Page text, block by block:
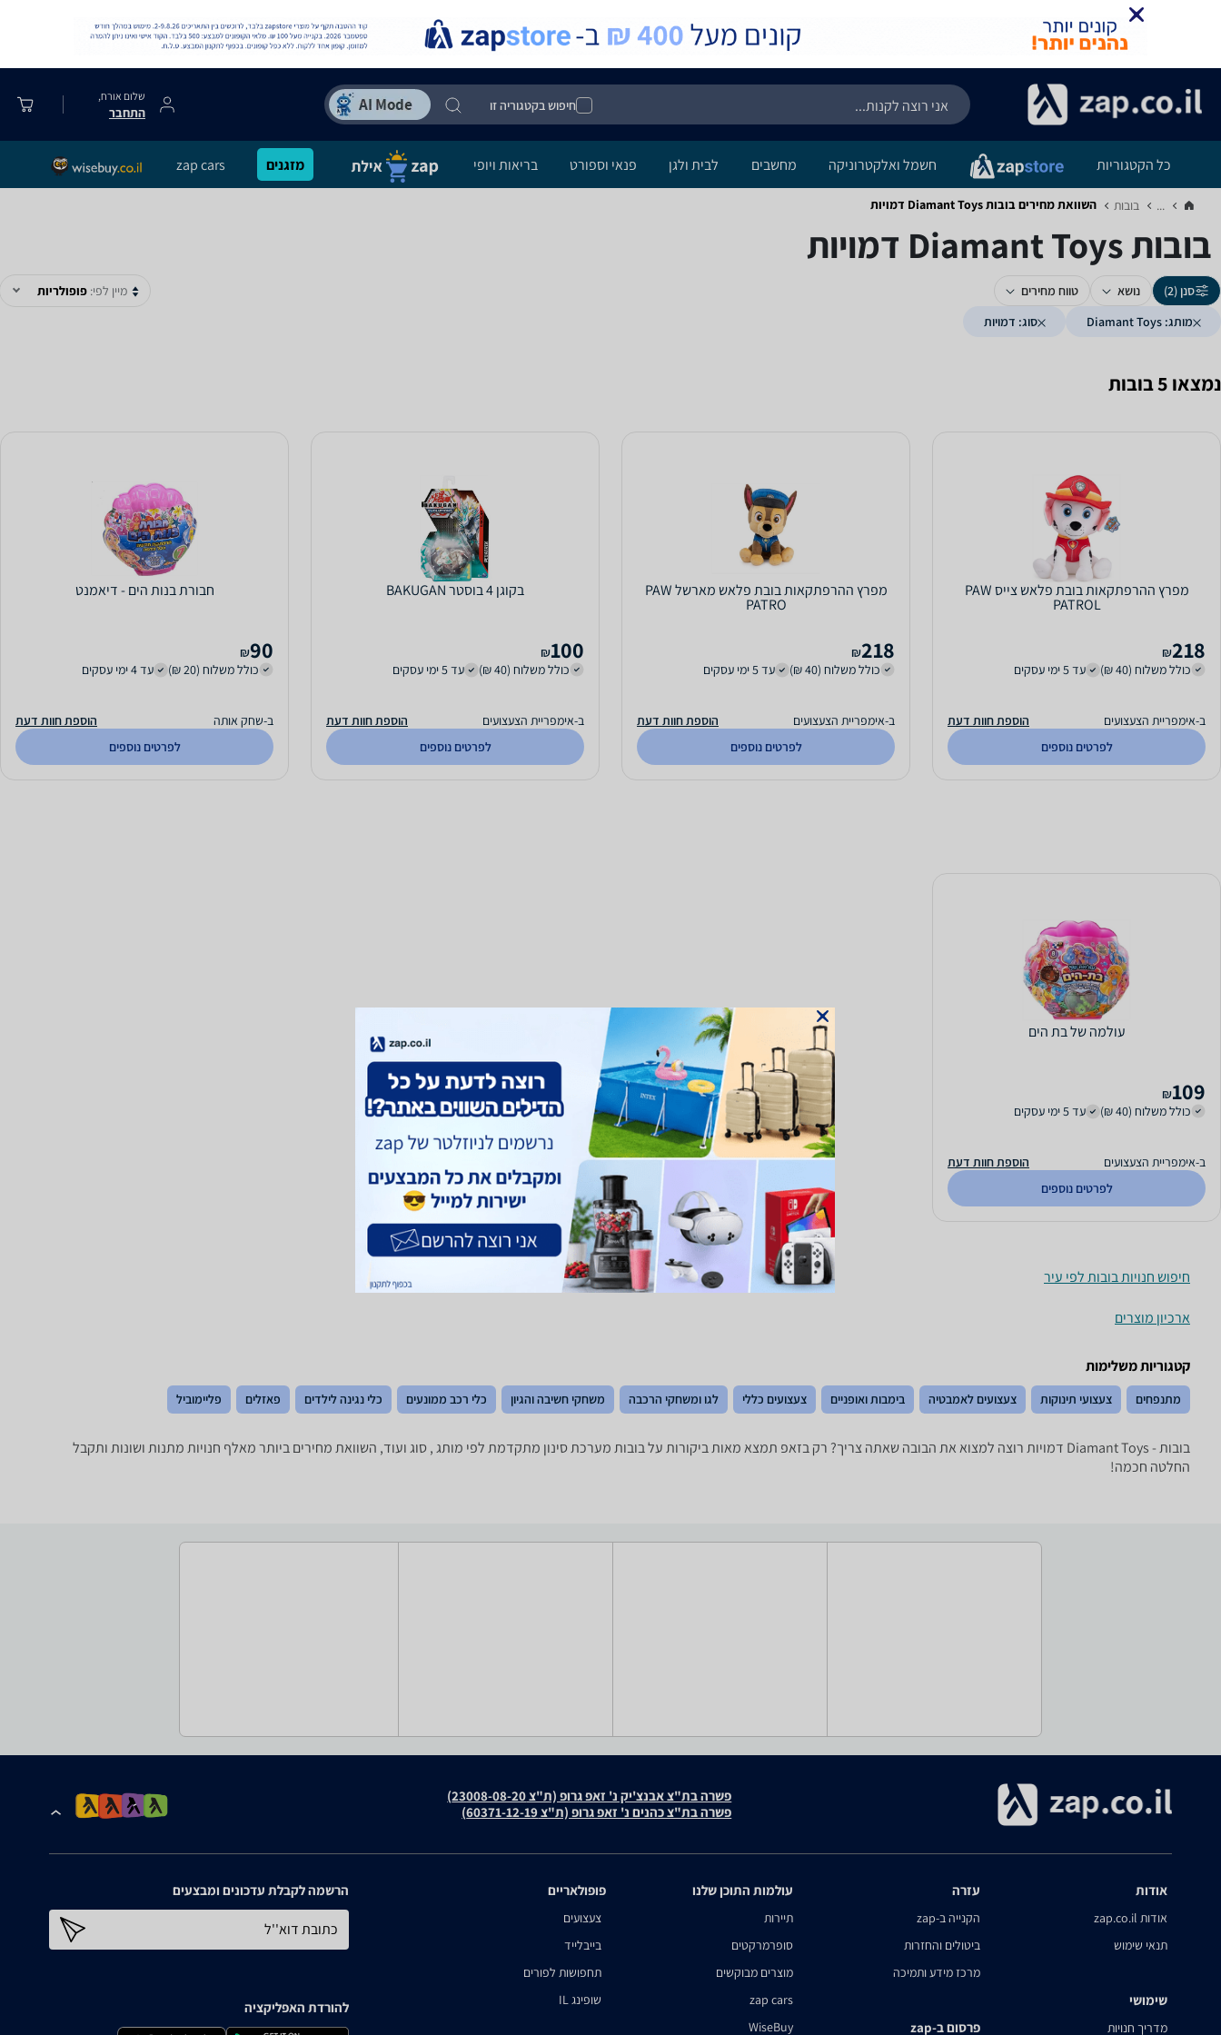
חיפוש בקטגוריה זו
שלום אורח,
התחבר
כל הקטגוריות חשמל ואלקטרוניקה מחשבים לבית ולגן פנאי וספורט בריאות ויופי מזגנים zap cars
... בובות‏ השוואת מחירים בובות ‏Diamant Toys ‏דמויות
בובות ‏Diamant Toys ‏דמויות
סנן (2) נושא
טווח מחירים
מותג: Diamant Toys
סוג: דמויות
מיין לפי: פופולריות
נמצאו 5 בובות
מפרץ ההרפתקאות בובת פלאש צייס PAW
PATROL
218
₪
כולל משלוח (40 ₪)
עד 5 ימי עסקים
ב-אימפריית הצעצועים
הוספת חוות דעת
לפרטים נוספים
מפרץ ההרפתקאות בובת פלאש מארשל PAW
PATRO
218
₪
כולל משלוח (40 ₪)
עד 5 ימי עסקים
ב-אימפריית הצעצועים
הוספת חוות דעת
לפרטים נוספים
בקוגן 4 בוסטר BAKUGAN
100
₪
כולל משלוח (40 ₪)
עד 5 ימי עסקים
ב-אימפריית הצעצועים
הוספת חוות דעת
לפרטים נוספים
חבורת בנות הים - דיאמנט
90
₪
כולל משלוח (20 ₪)
עד 4 ימי עסקים
ב-שחק אותה
הוספת חוות דעת
לפרטים נוספים
עולמה של בת הים
109
₪
כולל משלוח (40 ₪)
עד 5 ימי עסקים
ב-אימפריית הצעצועים
הוספת חוות דעת
לפרטים נוספים
חיפוש חנויות בובות לפי עיר
ארכיון מוצרים
קטגוריות משלימות
מתנפחים צעצועי תינוקות צעצועים לאמבטיה בימבות ואופניים צעצועים כללי לגו ומשחקי הרכבה משחקי חשיבה והגיון כלי רכב ממונעים כלי נגינה לילדים פאזלים פליימוביל
בובות - ‏Diamant Toys ‏דמויות רוצה למצוא את הבובה שאתה צריך? רק בזאפ תמצא מאות ביקורות על בובות מערכת סינון מתקדמת לפי מותג , סוג ועוד, השוואת מחירים ביותר מאלף חנויות מתנות ושונות ותקבל
החלטה חכמה!
פשרה בת"צ אבנצ'יק נ' זאפ גרופ (ת"צ 23008-08-20)
פשרה בת"צ כהנים נ' זאפ גרופ (ת"צ 60371-12-19)
אודות
אודות zap.co.il
תנאי שימוש
שימושי
מדריך חנויות
עזרה
הקנייה ב-zap
ביטולים והחזרות
מרכז מידע ותמיכה
פרסום ב-zap
עולמות התוכן שלנו
תיירות
סופרמרקטים
מוצרים מבוקשים
zap cars
WiseBuy
פופולאריים
צעצועים
בייבלייד
תחפושות לפורים
שופינג IL
הרשמה לקבלת עדכונים ומבצעים
כתובת דוא''ל
להורדת האפליקציה